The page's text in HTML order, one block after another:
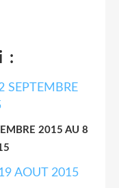
:
2015 AU 8